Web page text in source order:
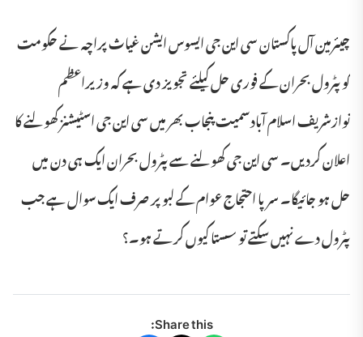
چیئرمین آل پاکستان سی این جی ایسوس ایشن غیاث پراچہ نے حکومت
کو پٹرول بحران کے فوری حل کیلئے تجویز دی ہے کہ وزیراعظم
نوازشریف اسلام آبادسمیت پنجاب بھر میں سی این جی اسٹیشنز کھولنے کا
اعلان کردیں۔ سی این جی کھولنے سے پٹرول بحران ایک ہی دن میں
حل ہو جائیگا۔ سرپا احتجاج عوام کے لبو پر صرف ایک سوال ہے جب
پٹرول دے نہیں سکتے تو سستا کیوں کرتے ہو۔؟
Share this: